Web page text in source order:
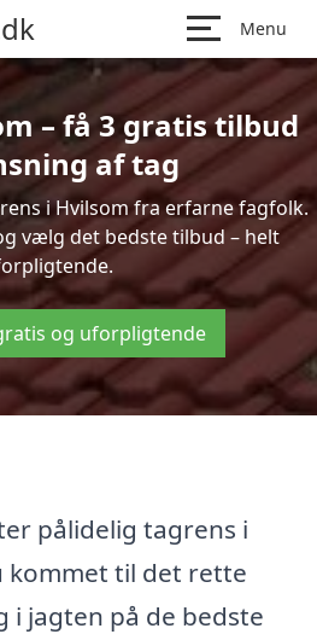
Menu
– få 3 gratis tilbud
af tag
i Hvilsom fra erfarne fagfolk.
vælg det bedste tilbud – helt
og uforpligtende
pålidelig tagrens i
kommet til det rette
i jagten på de bedste